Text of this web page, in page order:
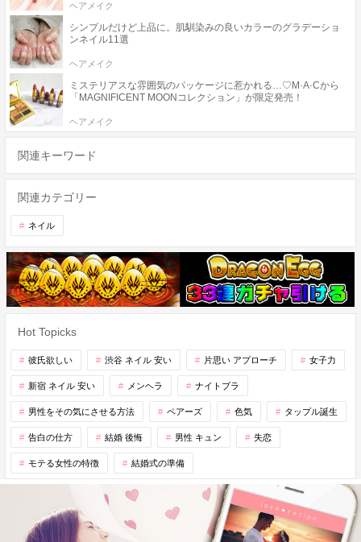
ヘアメイク
シンプルだけど上品に。肌馴染みの良いカラーのグラデーショ
ンネイル11選
ヘアメイク
ミステリアスな雰囲気のパッケージに惹かれる…♡M·A·Cから
「MAGNIFICENT MOONコレクション」が限定発売！
ヘアメイク
関連キーワード
関連カテゴリー
ネイル
Hot Topicks
彼氏欲しい 渋谷 ネイル 安い 片思い アプローチ 女子力
新宿 ネイル 安い メンヘラ ナイトブラ
男性をその気にさせる方法 ペアーズ 色気 タップル誕生
告白の仕方 結婚 後悔 男性 キュン 失恋
モテる女性の特徴 結婚式の準備